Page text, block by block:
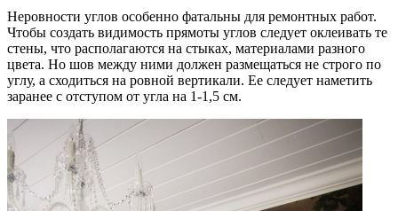
Неровности углов особенно фатальны для ремонтных работ.
Чтобы создать видимость прямоты углов следует оклеивать те
стены, что располагаются на стыках, материалами разного
цвета. Но шов между ними должен размещаться не строго по
углу, а сходиться на ровной вертикали. Ее следует наметить
заранее с отступом от угла на 1-1,5 см.